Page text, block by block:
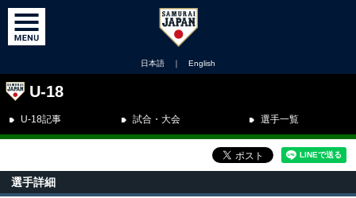
日本語 ｜ English
U-18
U-18記事 試合・大会 選手一覧
選手詳細